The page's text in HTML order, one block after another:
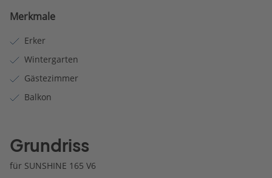
Merkmale
Erker
Wintergarten
Gästezimmer
Balkon
Grundriss
für SUNSHINE 165 V6